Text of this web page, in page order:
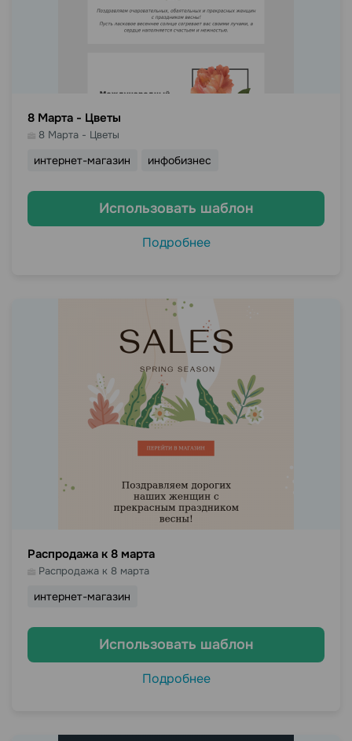
8 Марта - Цветы
8 Марта - Цветы
интернет-магазин инфобизнес
Использовать шаблон
Подробнее
Распродажа к 8 марта
Распродажа к 8 марта
интернет-магазин
Использовать шаблон
Подробнее